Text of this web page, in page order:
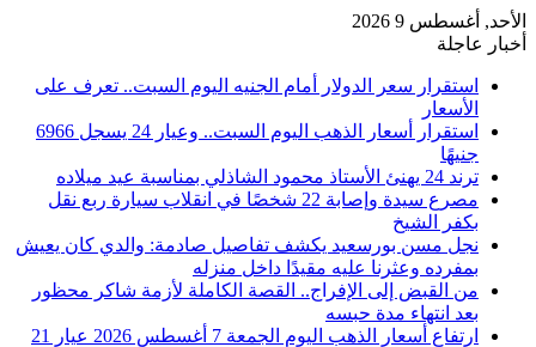
الأحد, أغسطس 9 2026
أخبار عاجلة
استقرار سعر الدولار أمام الجنيه اليوم السبت.. تعرف على
الأسعار
استقرار أسعار الذهب اليوم السبت.. وعيار 24 يسجل 6966
جنيهًا
ترند 24 يهنئ الأستاذ محمود الشاذلي بمناسبة عيد ميلاده
مصرع سيدة وإصابة 22 شخصًا في انقلاب سيارة ربع نقل
بكفر الشيخ
نجل مسن بورسعيد يكشف تفاصيل صادمة: والدي كان يعيش
بمفرده وعثرنا عليه مقيدًا داخل منزله
من القبض إلى الإفراج.. القصة الكاملة لأزمة شاكر محظور
بعد انتهاء مدة حبسه
ارتفاع أسعار الذهب اليوم الجمعة 7 أغسطس 2026 عيار 21